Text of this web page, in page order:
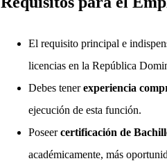
El requisito principal e
licencias en la República
Debes tenerexperiencia
ejecución de esta función.
Poseercertificación de
académicamente, más